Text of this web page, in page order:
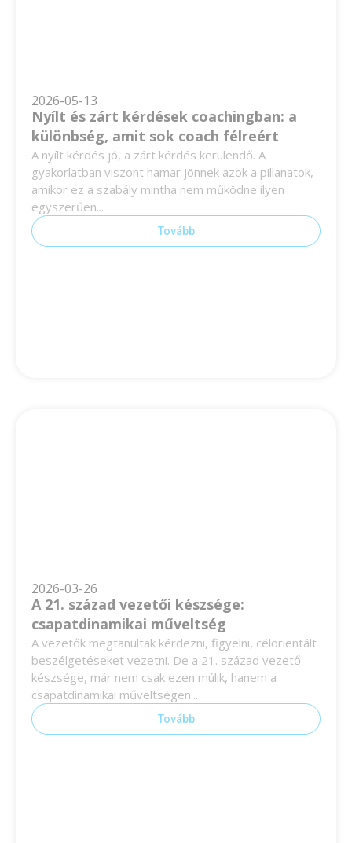
2026-05-13
Nyílt és zárt kérdések coachingban: a
különbség, amit sok coach félreért
A nyílt kérdés jó, a zárt kérdés kerülendő. A
gyakorlatban viszont hamar jönnek azok a pillanatok,
amikor ez a szabály mintha nem működne ilyen
egyszerűen...
Tovább
2026-03-26
A 21. század vezetői készsége:
csapatdinamikai műveltség
A vezetők megtanultak kérdezni, figyelni, célorientált
beszélgetéseket vezetni. De a 21. század vezető
készsége, már nem csak ezen múlik, hanem a
csapatdinamikai műveltségen...
Tovább